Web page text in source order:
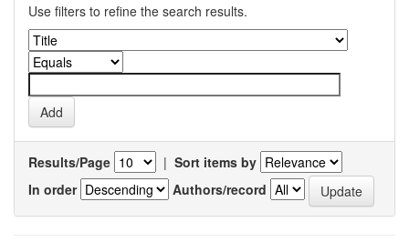
Use filters to refine the search results.
Results/Page | Sort items by
In order
Authors/record